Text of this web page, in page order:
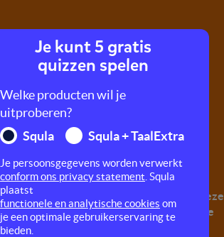
piramides staan? Leer meer over deze
bouwwerken en vergroot ook nog je
woordenschat.
Je kunt 5 gratis
quizzen spelen
Welke producten wil je
uitproberen?
Squla
Squla + TaalExtra
Je persoonsgegevens worden verwerkt
conform ons privacy statement . Squla
plaatst
functionele en analytische cookies om
je een optimale gebruikerservaring te
bieden.